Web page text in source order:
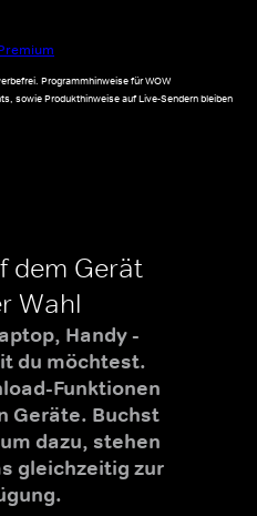
Programmhinweise für WOW
sowie Produkthinweise auf Live-Sendern bleiben
dem Gerät
Wahl
Handy -
du möchtest.
Funktionen
Geräte. Buchst
dazu, stehen
gleichzeitig zur